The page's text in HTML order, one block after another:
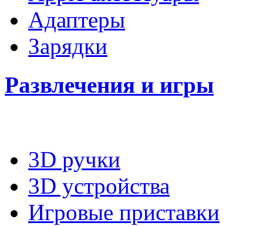
Адаптеры
Зарядки
Развлечения и игры
3D ручки
3D устройства
Игровые приставки